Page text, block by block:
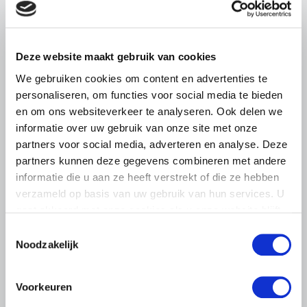
Deze website maakt gebruik van cookies
We gebruiken cookies om content en advertenties te
personaliseren, om functies voor social media te bieden
en om ons websiteverkeer te analyseren. Ook delen we
informatie over uw gebruik van onze site met onze
partners voor social media, adverteren en analyse. Deze
partners kunnen deze gegevens combineren met andere
informatie die u aan ze heeft verstrekt of die ze hebben
verzameld op basis van uw gebruik van hun services. U
Noodzakelijk
Voorkeuren
Abonneren via e-mail
BELANGRIJKE INFORMATIE
LTO sluit aan bij demonstratie tegen